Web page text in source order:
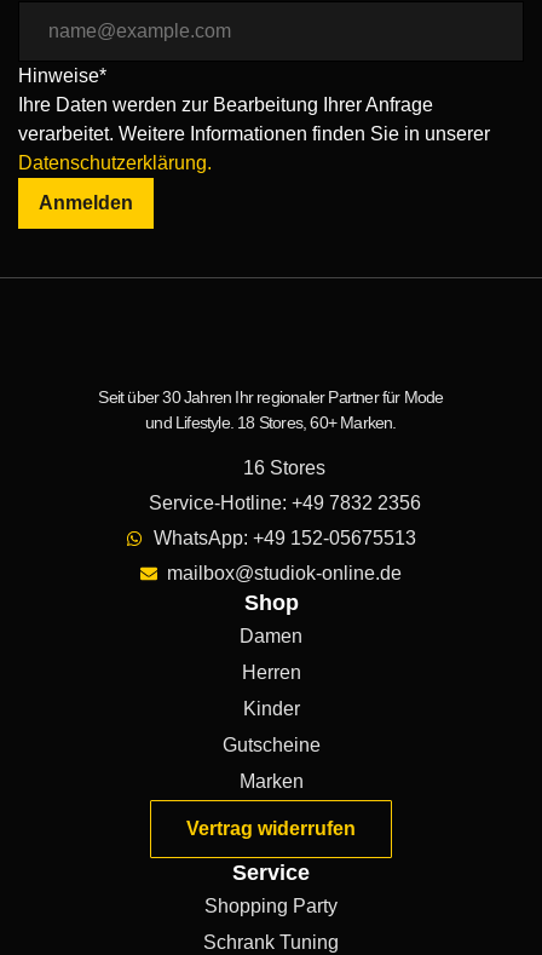
Hinweise*
Ihre Daten werden zur Bearbeitung Ihrer Anfrage
verarbeitet. Weitere Informationen finden Sie in unserer
Datenschutzerklärung.
Anmelden
Seit über 30 Jahren Ihr regionaler Partner für Mode
und Lifestyle. 18 Stores, 60+ Marken.
16 Stores
Service-Hotline: +49 7832 2356
WhatsApp: +49 152-05675513
mailbox@studiok-online.de
Shop
Damen
Herren
Kinder
Gutscheine
Marken
Vertrag widerrufen
Service
Shopping Party
Schrank Tuning